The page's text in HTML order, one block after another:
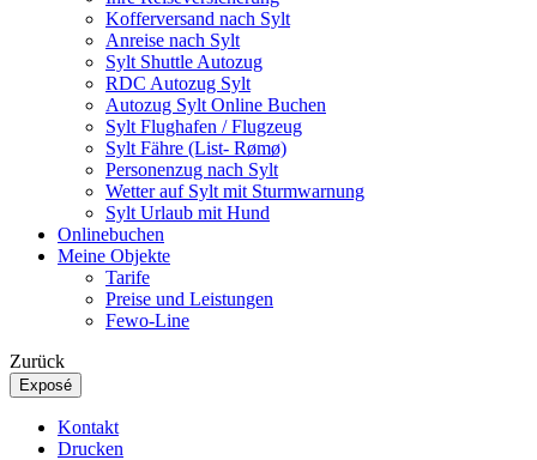
Kofferversand nach Sylt
Anreise nach Sylt
Sylt Shuttle Autozug
RDC Autozug Sylt
Autozug Sylt Online Buchen
Sylt Flughafen / Flugzeug
Sylt Fähre (List- Rømø)
Personenzug nach Sylt
Wetter auf Sylt mit Sturmwarnung
Sylt Urlaub mit Hund
Onlinebuchen
Meine Objekte
Tarife
Preise und Leistungen
Fewo-Line
Zurück
Exposé
Kontakt
Drucken